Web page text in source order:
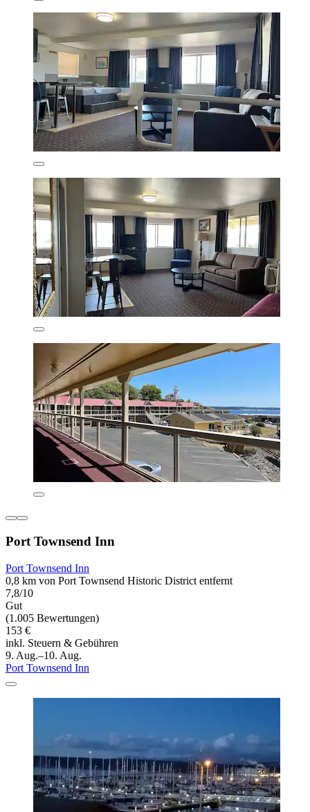
Port Townsend Inn
Port Townsend Inn
0,8 km von Port Townsend Historic District entfernt
7,8/10
Gut
(1.005 Bewertungen)
153 €
inkl. Steuern & Gebühren
9. Aug.–10. Aug.
Port Townsend Inn